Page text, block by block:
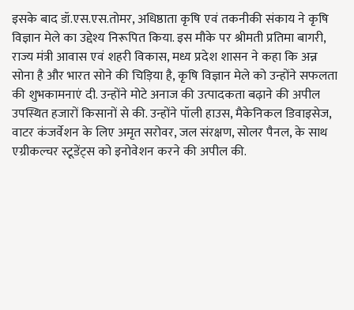
इसके बाद डॉ.एस.एस.तोमर, अधिष्ठाता कृषि एवं तकनीकी संकाय ने कृषि
विज्ञान मेले का उद्देश्य निरूपित किया. इस मौके पर श्रीमती प्रतिमा बागरी,
राज्य मंत्री आवास एवं शहरी विकास, मध्य प्रदेश शासन ने कहा कि अन्न
सोना है और भारत सोने की चिड़िया है, कृषि विज्ञान मेले को उन्होंने सफलता
की शुभकामनाएं दी. उन्होंने मोटे अनाज की उत्पादकता बढ़ाने की अपील
उपस्थित हजारों किसानों से की. उन्होंने पॉली हाउस, मैकेनिकल डिवाइसेज,
वाटर कंजर्वेशन के लिए अमृत सरोवर, जल संरक्षण, सोलर पैनल, के साथ
एग्रीकल्चर स्टूडेंट्स को इनोवेशन करने की अपील की.